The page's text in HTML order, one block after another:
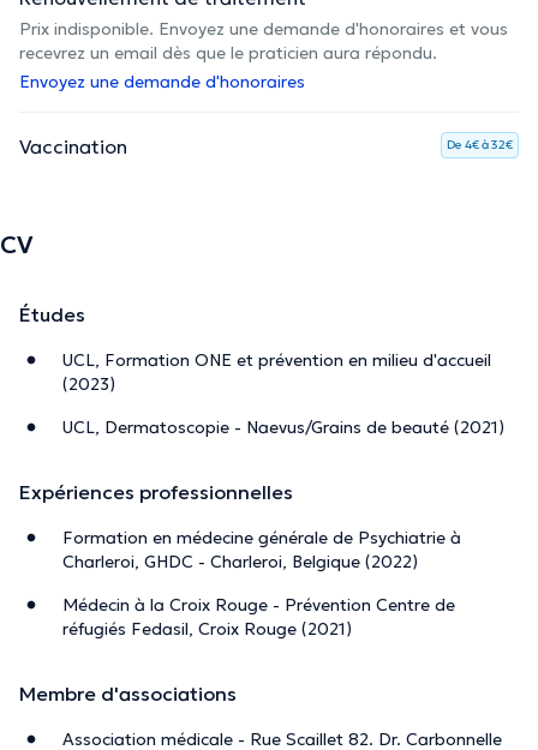
Prix indisponible. Envoyez une demande d'honoraires et vous
recevrez un email dès que le praticien aura répondu.
Envoyez une demande d'honoraires
Vaccination De 4€ à 32€
CV
Études
UCL, Formation ONE et prévention en milieu d'accueil
(2023)
UCL, Dermatoscopie - Naevus/Grains de beauté (2021)
Expériences professionnelles
Formation en médecine générale de Psychiatrie à
Charleroi, GHDC - Charleroi, Belgique (2022)
Médecin à la Croix Rouge - Prévention Centre de
réfugiés Fedasil, Croix Rouge (2021)
Membre d'associations
Association médicale - Rue Scaillet 82. Dr. Carbonnelle